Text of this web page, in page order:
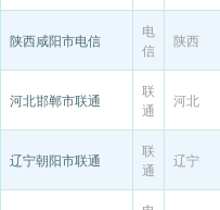
陕西咸阳市电信
电
信
陕西
河北邯郸市联通
联
通
河北
辽宁朝阳市联通
联
通
辽宁